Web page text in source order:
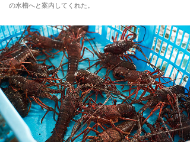
の水槽へと案内してくれた。